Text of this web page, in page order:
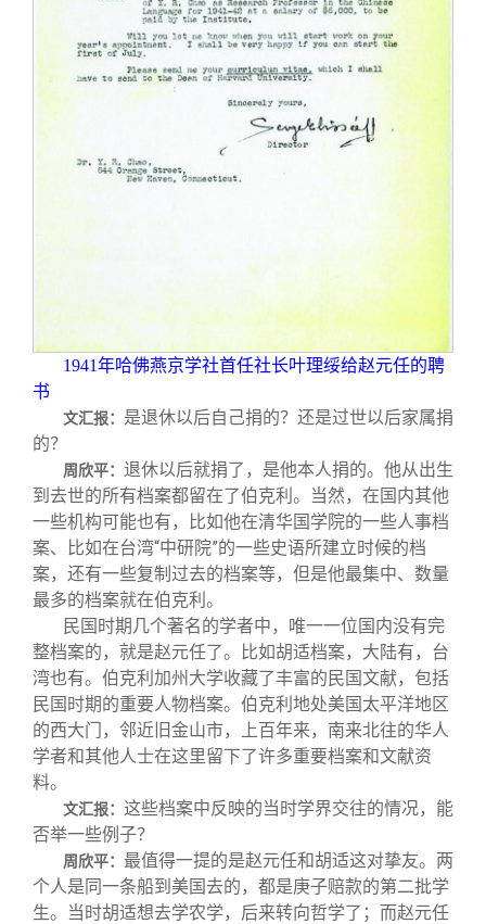
1941年哈佛燕京学社首任社长叶理绥给赵元任的聘
书
文汇报： 是退休以后自己捐的？还是过世以后家属捐
的？
周欣平： 退休以后就捐了，是他本人捐的。他从出生
到去世的所有档案都留在了伯克利。当然，在国内其他
一些机构可能也有，比如他在清华国学院的一些人事档
案、比如在台湾“中研院”的一些史语所建立时候的档
案，还有一些复制过去的档案等，但是他最集中、数量
最多的档案就在伯克利。
民国时期几个著名的学者中，唯一一位国内没有完
整档案的，就是赵元任了。比如胡适档案，大陆有，台
湾也有。伯克利加州大学收藏了丰富的民国文献，包括
民国时期的重要人物档案。伯克利地处美国太平洋地区
的西大门，邻近旧金山市，上百年来，南来北往的华人
学者和其他人士在这里留下了许多重要档案和文献资
料。
文汇报： 这些档案中反映的当时学界交往的情况，能
否举一些例子？
周欣平： 最值得一提的是赵元任和胡适这对挚友。两
个人是同一条船到美国去的，都是庚子赔款的第二批学
生。当时胡适想去学农学，后来转向哲学了；而赵元任